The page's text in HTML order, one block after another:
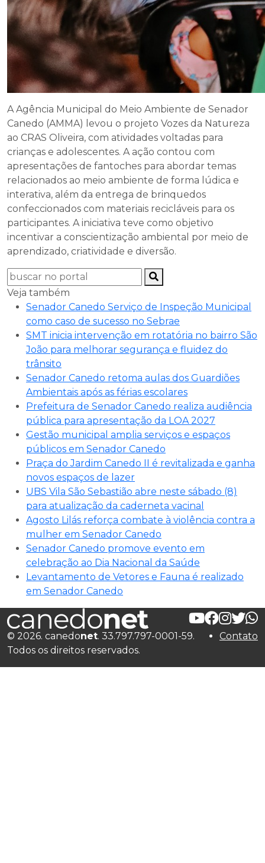
A Agência Municipal do Meio Ambiente de Senador
Canedo (AMMA) levou o projeto Vozes da Natureza
ao CRAS Oliveira, com atividades voltadas para
crianças e adolescentes. A ação contou com
apresentações de fantoches para abordar temas
relacionados ao meio ambiente de forma lúdica e
interativa, além da entrega de brinquedos
confeccionados com materiais recicláveis para os
participantes. A iniciativa teve como objetivo
incentivar a conscientização ambiental por meio de
aprendizado, criatividade e diversão.
Veja também
Senador Canedo Serviço de Inspeção Municipal
como caso de sucesso no Sebrae
SMT inicia intervenção em rotatória no bairro São
João para melhorar segurança e fluidez do
trânsito
Senador Canedo retoma aulas dos Guardiões
Ambientais após as férias escolares
Prefeitura de Senador Canedo realiza audiência
pública para apresentação da LOA 2027
Gestão municipal amplia serviços e espaços
públicos em Senador Canedo
Praça do Jardim Canedo II é revitalizada e ganha
novos espaços de lazer
UBS Vila São Sebastião abre neste sábado (8)
para atualização da caderneta vacinal
Agosto Lilás reforça combate à violência contra a
mulher em Senador Canedo
Senador Canedo promove evento em
celebração ao Dia Nacional da Saúde
Levantamento de Vetores e Fauna é realizado
em Senador Canedo
© 2026. canedonet. 33.797.797-0001-59.
Todos os direitos reservados.
Contato